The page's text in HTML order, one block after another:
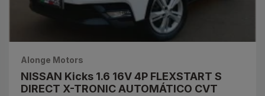
Alonge Motors
NISSAN Kicks 1.6 16V 4P FLEXSTART S
DIRECT X-TRONIC AUTOMÁTICO CVT